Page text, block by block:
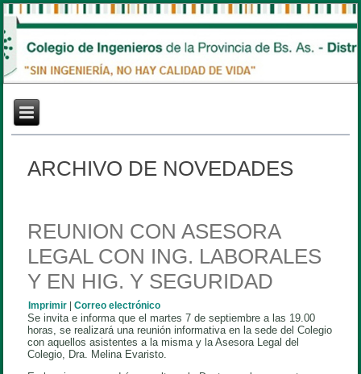
ARCHIVO DE NOVEDADES
REUNION CON ASESORA
LEGAL CON ING. LABORALES
Y EN HIG. Y SEGURIDAD
Imprimir |Correo electrónico
Se invita e informa que el martes 7 de septiembre a las 19.00
horas, se realizará una reunión informativa en la sede del Colegio
con aquellos asistentes a la misma y la Asesora Legal del
Colegio, Dra. Melina Evaristo.